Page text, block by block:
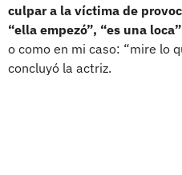
culpar a la víctima de
“ella empezó”, “es una
o como en mi caso: “mire lo
concluyó la actriz.